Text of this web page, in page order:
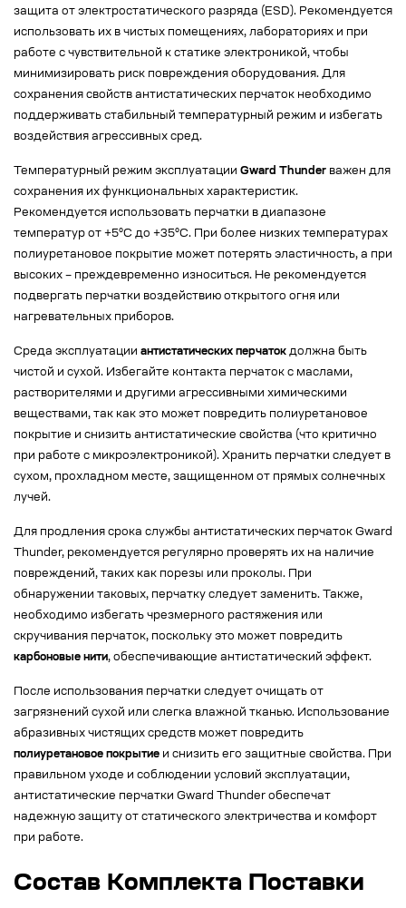
защита от электростатического разряда (ESD). Рекомендуется
использовать их в чистых помещениях, лабораториях и при
работе с чувствительной к статике электроникой, чтобы
минимизировать риск повреждения оборудования. Для
сохранения свойств антистатических перчаток необходимо
поддерживать стабильный температурный режим и избегать
воздействия агрессивных сред.
Температурный режим эксплуатации Gward Thunder важен для
сохранения их функциональных характеристик.
Рекомендуется использовать перчатки в диапазоне
температур от +5°C до +35°C. При более низких температурах
полиуретановое покрытие может потерять эластичность, а при
высоких – преждевременно износиться. Не рекомендуется
подвергать перчатки воздействию открытого огня или
нагревательных приборов.
Среда эксплуатации антистатических перчаток должна быть
чистой и сухой. Избегайте контакта перчаток с маслами,
растворителями и другими агрессивными химическими
веществами, так как это может повредить полиуретановое
покрытие и снизить антистатические свойства (что критично
при работе с микроэлектроникой). Хранить перчатки следует в
сухом, прохладном месте, защищенном от прямых солнечных
лучей.
Для продления срока службы антистатических перчаток Gward
Thunder, рекомендуется регулярно проверять их на наличие
повреждений, таких как порезы или проколы. При
обнаружении таковых, перчатку следует заменить. Также,
необходимо избегать чрезмерного растяжения или
скручивания перчаток, поскольку это может повредить
карбоновые нити, обеспечивающие антистатический эффект.
После использования перчатки следует очищать от
загрязнений сухой или слегка влажной тканью. Использование
абразивных чистящих средств может повредить
полиуретановое покрытие и снизить его защитные свойства. При
правильном уходе и соблюдении условий эксплуатации,
антистатические перчатки Gward Thunder обеспечат
надежную защиту от статического электричества и комфорт
при работе.
Состав Комплекта Поставки